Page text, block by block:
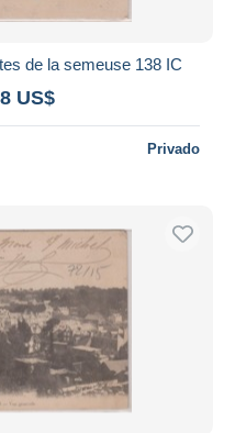
de la semeuse 138 IC
US$
Privado